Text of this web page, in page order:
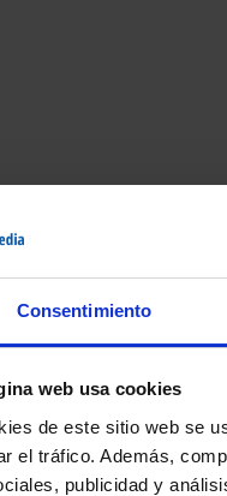
Consentimiento
web usa cookies
de este sitio web se
el tráfico. Además,
publicidad y